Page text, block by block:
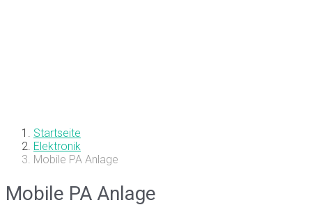
Startseite
Elektronik
Mobile PA Anlage
Mobile PA Anlage